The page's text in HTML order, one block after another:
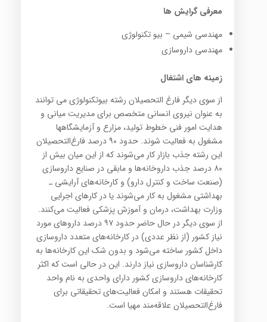
معرفی گرایش ها
مهندسی شیمی – بیو تکنولوژی
مهندسی داروسازی
زمینه های اشتغال
از سوی دیگر فارغ التحصیلان رشته بیوتکنولوژی می توانند
به عنوان نیروی انسانی متخصص برای مدیریت میانی و
هدایت امور فنی خطوط تولید، مزارع و آزمایشگاهها
مشغول به فعالیت شوند. حدود ۹۰ درصد فارغ‌التحصیلان‌
این‌ رشته‌ جذب‌ بازار کار می‌شوند که‌ از این‌ میان‌ بیش‌ از
۸۰ درصد جذب‌ داروخانه‌ها و مابقی‌ در صنایع‌ داروسازی‌
(صنعت‌ ساخت‌ و کنترل‌ دارو) و کارخانه‌های‌ آرایشی‌ ـ
بهداشتی‌ مشغول‌ به‌ کار می‌شوند یا در کارهای‌ اجرایی‌
وزارت‌ بهداشت‌، درمان‌ و آموزش‌ پزشکی‌ فعالیت‌ می‌کنند.
از سوی‌ دیگر در حال‌ حاضر حدود ۹۷ درصد داروهای‌ مورد
نیاز کشور (از نظر عددی‌) در کارخانه‌های‌ متعدد داروسازی‌
داخل‌ کشور ساخته‌ می‌شود و بدون‌ شک‌ این کارخانه‌ها به‌
کارشناسان‌ داروسازی‌ نیاز دارند. این‌ در حالی‌ است‌ که‌ اکثر
کارخانه‌های‌ داروسازی‌ کشور دارای‌ واحدی‌ به‌ نام‌ واحد
تحقیقات‌ هستند و امکان‌ فعالیت‌های‌ تحقیقاتی‌ برای‌
فارغ‌التحصیلان‌ علاقه‌مند مهیا است.